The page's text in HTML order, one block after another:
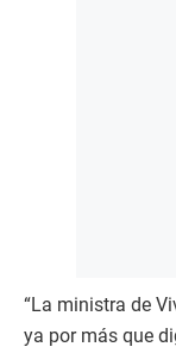
“La ministra de
ya por más que